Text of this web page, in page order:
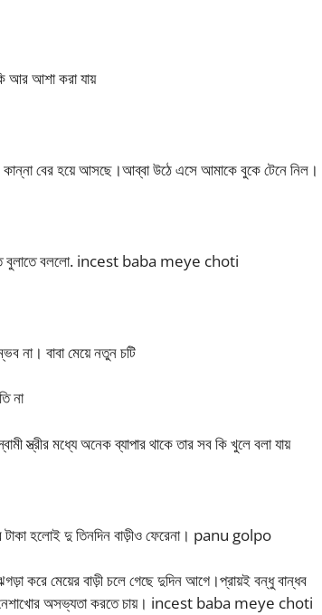
আর আশা করা যায়
কান্না বের হয়ে আসছে।আব্বা উঠে এসে আমাকে বুকে টেনে নিল।
বুলাতে বললো. incest baba meye choti
না। বাবা মেয়ে নতুন চটি
না
স্ত্রীর মধ্যে অনেক ব্যাপার থাকে তার সব কি খুলে বলা যায়
হলোই দু তিনদিন বাড়ীও ফেরেনা। panu golpo
করে মেয়ের বাড়ী চলে গেছে দুদিন আগে।প্রায়ই বন্ধু বান্ধব
নেশাখোর অসভ্যতা করতে চায়। incest baba meye choti